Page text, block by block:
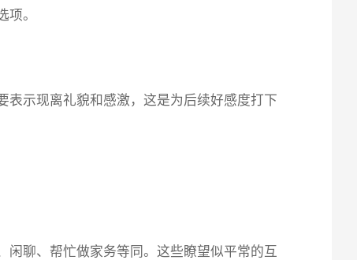
。
表示现离礼貌和感激，这是为后续好感度打下
聊、帮忙做家务等同。这些瞭望似平常的互